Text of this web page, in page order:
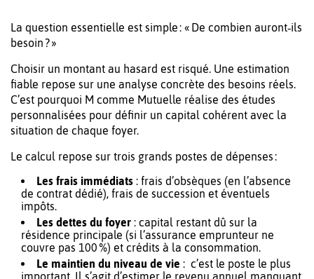
La question essentielle est simple : « De combien auront‑ils
besoin ? »
Choisir un montant au hasard est risqué. Une estimation
fiable repose sur une analyse concrète des besoins réels.
C’est pourquoi M comme Mutuelle réalise des études
personnalisées pour définir un capital cohérent avec la
situation de chaque foyer.
Le calcul repose sur trois grands postes de dépenses :
Les frais immédiats : frais d’obsèques (en l’absence
de contrat dédié), frais de succession et éventuels
impôts.
Les dettes du foyer : capital restant dû sur la
résidence principale (si l’assurance emprunteur ne
couvre pas 100 %) et crédits à la consommation.
Le maintien du niveau de vie : c’est le poste le plus